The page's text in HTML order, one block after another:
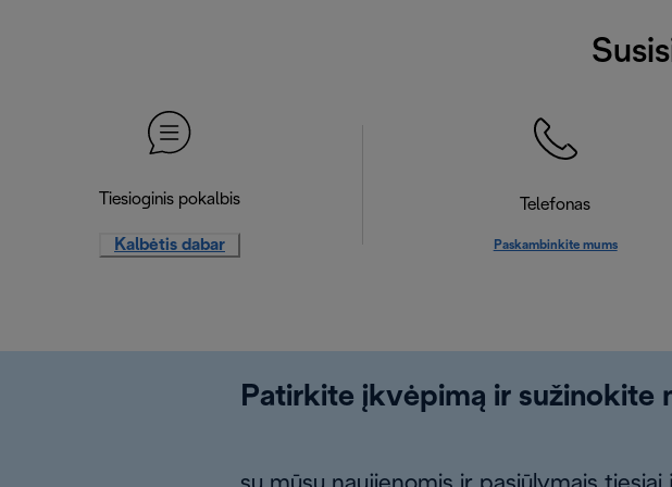
Tiesioginis pokalbis
Kalbėtis dabar
Telefonas
Paskambinkite mums
Patirkite įkvėpimą ir sužinokite